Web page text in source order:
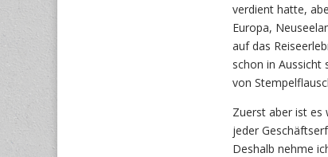
verdient hatte,
Europa,
auf das
schon in Aussicht
von
Zuerst aber ist es
jeder
Deshalb nehme